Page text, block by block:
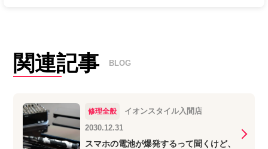
関連記事 BLOG
修理全般
イオンスタイル入間店
2030.12.31
スマホの電池が爆発するって聞くけど、